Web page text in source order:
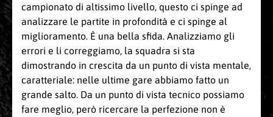
campionato di altissimo livello, questo ci spinge ad
analizzare le partite in profondità e ci spinge al
miglioramento. È una bella sfida. Analizziamo gli
errori e li correggiamo, la squadra si sta
dimostrando in crescita da un punto di vista mentale,
caratteriale: nelle ultime gare abbiamo fatto un
grande salto. Da un punto di vista tecnico possiamo
fare meglio, però ricercare la perfezione non è